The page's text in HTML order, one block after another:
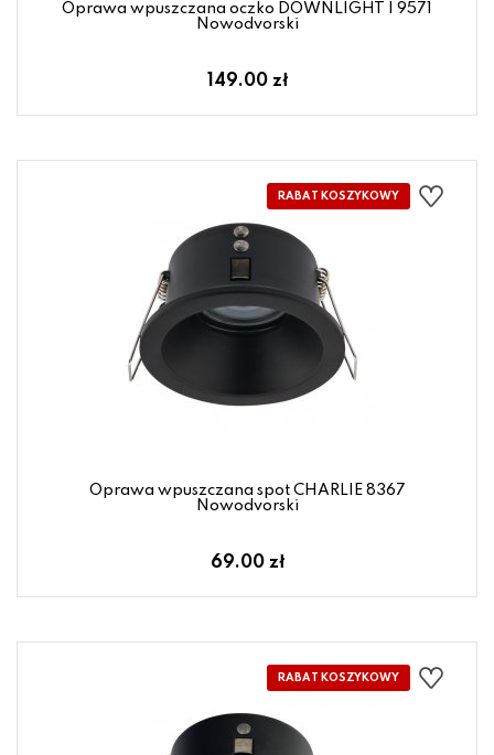
Oprawa wpuszczana oczko DOWNLIGHT I 9571
Nowodvorski
149.00 zł
Oprawa wpuszczana spot CHARLIE 8367
Nowodvorski
69.00 zł